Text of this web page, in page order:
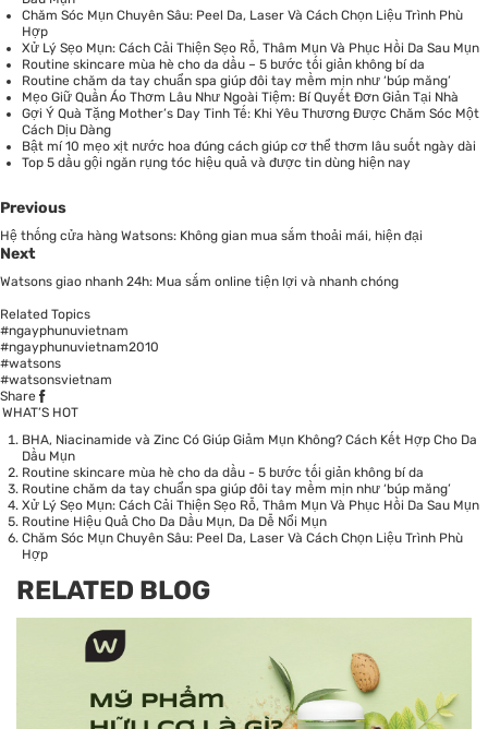
Chăm Sóc Mụn Chuyên Sâu: Peel Da, Laser Và Cách Chọn Liệu Trình Phù
Hợp
Xử Lý Sẹo Mụn: Cách Cải Thiện Sẹo Rỗ, Thâm Mụn Và Phục Hồi Da Sau Mụn
Routine skincare mùa hè cho da dầu – 5 bước tối giản không bí da
Routine chăm da tay chuẩn spa giúp đôi tay mềm mịn như ‘búp măng’
Mẹo Giữ Quần Áo Thơm Lâu Như Ngoài Tiệm: Bí Quyết Đơn Giản Tại Nhà
Gợi Ý Quà Tặng Mother’s Day Tinh Tế: Khi Yêu Thương Được Chăm Sóc Một
Cách Dịu Dàng
Bật mí 10 mẹo xịt nước hoa đúng cách giúp cơ thể thơm lâu suốt ngày dài
Top 5 dầu gội ngăn rụng tóc hiệu quả và được tin dùng hiện nay
Previous
Hệ thống cửa hàng Watsons: Không gian mua sắm thoải mái, hiện đại
Next
Watsons giao nhanh 24h: Mua sắm online tiện lợi và nhanh chóng
Related Topics
#ngayphunuvietnam
#ngayphunuvietnam2010
#watsons
#watsonsvietnam
Share
WHAT’S HOT
BHA, Niacinamide và Zinc Có Giúp Giảm Mụn Không? Cách Kết Hợp Cho Da
Dầu Mụn
Routine skincare mùa hè cho da dầu - 5 bước tối giản không bí da
Routine chăm da tay chuẩn spa giúp đôi tay mềm mịn như ‘búp măng’
Xử Lý Sẹo Mụn: Cách Cải Thiện Sẹo Rỗ, Thâm Mụn Và Phục Hồi Da Sau Mụn
Routine Hiệu Quả Cho Da Dầu Mụn, Da Dễ Nổi Mụn
Chăm Sóc Mụn Chuyên Sâu: Peel Da, Laser Và Cách Chọn Liệu Trình Phù
Hợp
RELATED BLOG